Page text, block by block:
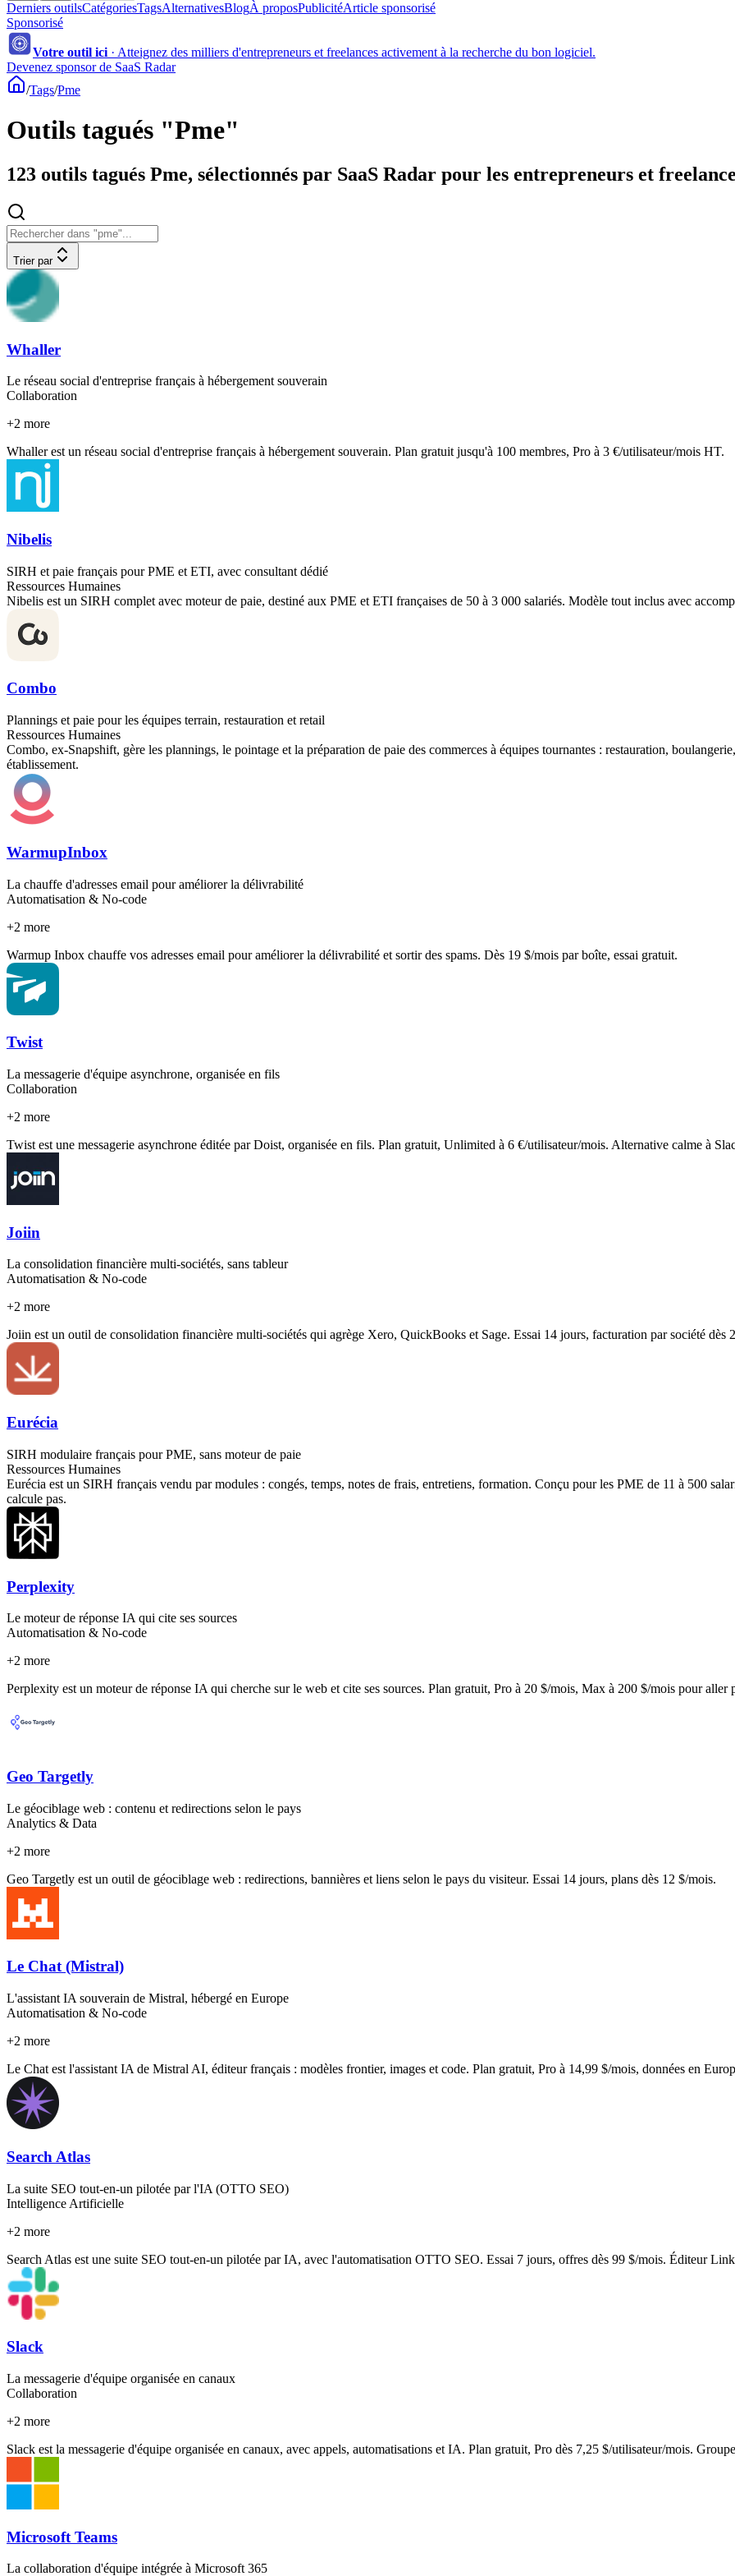
Derniers outilsCatégoriesTagsAlternativesBlogÀ proposPublicitéArticle sponsorisé
Sponsorisé
Votre outil ici · Atteignez des milliers d'entrepreneurs et freelances activement à la recherche du bon logiciel.
Devenez sponsor de SaaS Radar
/Tags/Pme
Outils tagués "Pme"
123 outils tagués Pme, sélectionnés par SaaS Radar pour les entrepreneurs et
Trier par
Whaller
Le réseau social d'entreprise français à hébergement souverain
Collaboration
+2 more
Whaller est un réseau social d'entreprise français à hébergement souverain. Plan gratuit jusqu'à 100 membres, Pro à 3 €/utilisateur/mois HT.
Nibelis
SIRH et paie français pour PME et ETI, avec consultant dédié
Ressources Humaines
Nibelis est un SIRH complet avec moteur de paie, destiné aux PME et ETI françaises de 50 à 3 000 salariés. Modèle tout inclus avec
Combo
Plannings et paie pour les équipes terrain, restauration et retail
Ressources Humaines
Combo, ex-Snapshift, gère les plannings, le pointage et la préparation de paie des commerces à équipes tournantes : restauration,
établissement.
WarmupInbox
La chauffe d'adresses email pour améliorer la délivrabilité
Automatisation & No-code
+2 more
Warmup Inbox chauffe vos adresses email pour améliorer la délivrabilité et sortir des spams. Dès 19 $/mois par boîte, essai gratuit.
Twist
La messagerie d'équipe asynchrone, organisée en fils
Collaboration
+2 more
Twist est une messagerie asynchrone éditée par Doist, organisée en fils. Plan gratuit, Unlimited à 6 €/utilisateur/mois. Alternative calme à
Joiin
La consolidation financière multi-sociétés, sans tableur
Automatisation & No-code
+2 more
Joiin est un outil de consolidation financière multi-sociétés qui agrège Xero, QuickBooks et Sage. Essai 14 jours, facturation par société dès
Eurécia
SIRH modulaire français pour PME, sans moteur de paie
Ressources Humaines
Eurécia est un SIRH français vendu par modules : congés, temps, notes de frais, entretiens, formation. Conçu pour les PME de 11 à 500
calcule pas.
Perplexity
Le moteur de réponse IA qui cite ses sources
Automatisation & No-code
+2 more
Perplexity est un moteur de réponse IA qui cherche sur le web et cite ses sources. Plan gratuit, Pro à 20 $/mois, Max à 200 $/mois pour aller
Geo Targetly
Le géociblage web : contenu et redirections selon le pays
Analytics & Data
+2 more
Geo Targetly est un outil de géociblage web : redirections, bannières et liens selon le pays du visiteur. Essai 14 jours, plans dès 12 $/mois.
Le Chat (Mistral)
L'assistant IA souverain de Mistral, hébergé en Europe
Automatisation & No-code
+2 more
Le Chat est l'assistant IA de Mistral AI, éditeur français : modèles frontier, images et code. Plan gratuit, Pro à 14,99 $/mois, données en
Search Atlas
La suite SEO tout-en-un pilotée par l'IA (OTTO SEO)
Intelligence Artificielle
+2 more
Search Atlas est une suite SEO tout-en-un pilotée par IA, avec l'automatisation OTTO SEO. Essai 7 jours, offres dès 99 $/mois. Éditeur
Slack
La messagerie d'équipe organisée en canaux
Collaboration
+2 more
Slack est la messagerie d'équipe organisée en canaux, avec appels, automatisations et IA. Plan gratuit, Pro dès 7,25 $/utilisateur/mois.
Microsoft Teams
La collaboration d'équipe intégrée à Microsoft 365